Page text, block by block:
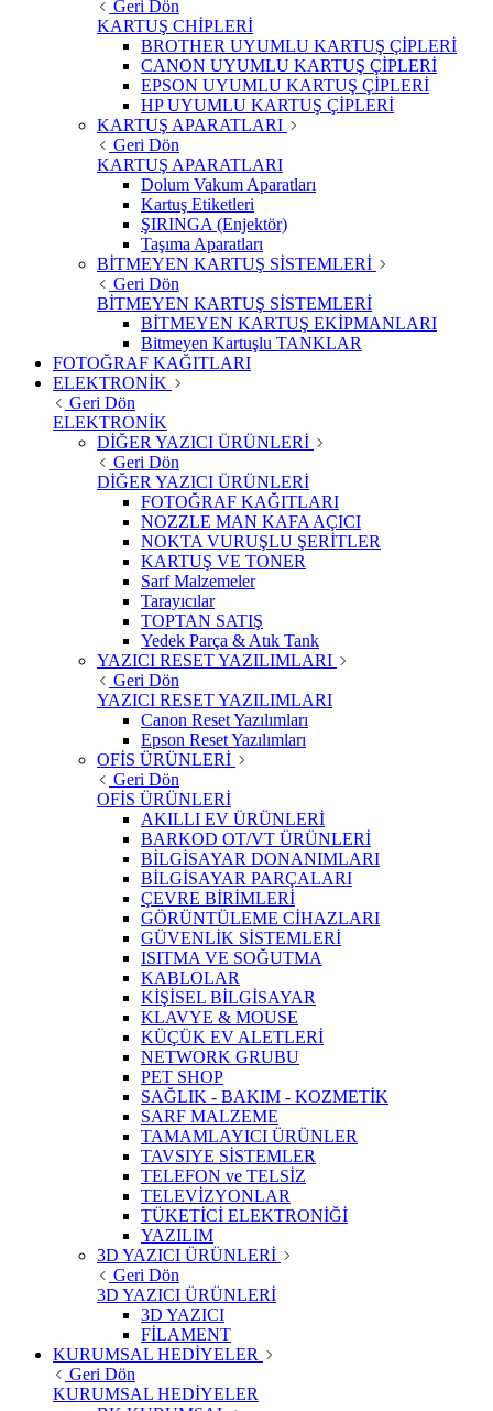
Geri Dön
KARTUŞ CHİPLERİ
BROTHER UYUMLU KARTUŞ ÇİPLERİ
CANON UYUMLU KARTUŞ ÇİPLERİ
EPSON UYUMLU KARTUŞ ÇİPLERİ
HP UYUMLU KARTUŞ ÇİPLERİ
KARTUŞ APARATLARI
Geri Dön
KARTUŞ APARATLARI
Dolum Vakum Aparatları
Kartuş Etiketleri
ŞIRINGA (Enjektör)
Taşıma Aparatları
BİTMEYEN KARTUŞ SİSTEMLERİ
Geri Dön
BİTMEYEN KARTUŞ SİSTEMLERİ
BİTMEYEN KARTUŞ EKİPMANLARI
Bitmeyen Kartuşlu TANKLAR
FOTOĞRAF KAĞITLARI
ELEKTRONİK
Geri Dön
ELEKTRONİK
DİĞER YAZICI ÜRÜNLERİ
Geri Dön
DİĞER YAZICI ÜRÜNLERİ
FOTOĞRAF KAĞITLARI
NOZZLE MAN KAFA AÇICI
NOKTA VURUŞLU ŞERİTLER
KARTUŞ VE TONER
Sarf Malzemeler
Tarayıcılar
TOPTAN SATIŞ
Yedek Parça & Atık Tank
YAZICI RESET YAZILIMLARI
Geri Dön
YAZICI RESET YAZILIMLARI
Canon Reset Yazılımları
Epson Reset Yazılımları
OFİS ÜRÜNLERİ
Geri Dön
OFİS ÜRÜNLERİ
AKILLI EV ÜRÜNLERİ
BARKOD OT/VT ÜRÜNLERİ
BİLGİSAYAR DONANIMLARI
BİLGİSAYAR PARÇALARI
ÇEVRE BİRİMLERİ
GÖRÜNTÜLEME CİHAZLARI
GÜVENLİK SİSTEMLERİ
ISITMA VE SOĞUTMA
KABLOLAR
KİŞİSEL BİLGİSAYAR
KLAVYE & MOUSE
KÜÇÜK EV ALETLERİ
NETWORK GRUBU
PET SHOP
SAĞLIK - BAKIM - KOZMETİK
SARF MALZEME
TAMAMLAYICI ÜRÜNLER
TAVSIYE SİSTEMLER
TELEFON ve TELSİZ
TELEVİZYONLAR
TÜKETİCİ ELEKTRONİĞİ
YAZILIM
3D YAZICI ÜRÜNLERİ
Geri Dön
3D YAZICI ÜRÜNLERİ
3D YAZICI
FİLAMENT
KURUMSAL HEDİYELER
Geri Dön
KURUMSAL HEDİYELER